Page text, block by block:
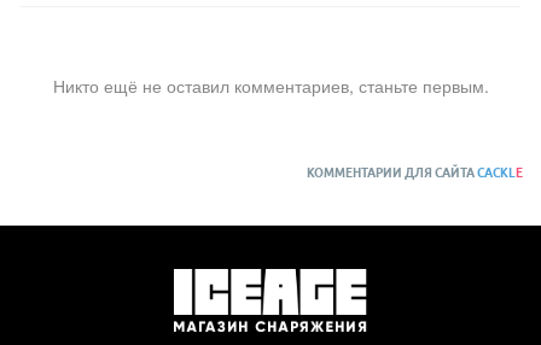
Никто ещё не оставил комментариев, станьте первым.
КОММЕНТАРИИ ДЛЯ САЙТАCACKLE